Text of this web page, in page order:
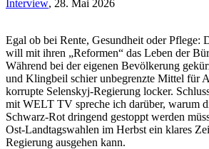
Interview, 28. Mai 2026
Egal ob bei Rente, Gesundheit oder Pflege:
will mit ihren „Reformen“ das Leben der
Während bei der eigenen Bevölkerung
und Klingbeil schier unbegrenzte Mittel für
korrupte Selenskyj-Regierung locker.
mit WELT TV spreche ich darüber, warum
Schwarz-Rot dringend gestoppt werden
Ost-Landtagswahlen im Herbst ein klares
Regierung ausgehen kann.